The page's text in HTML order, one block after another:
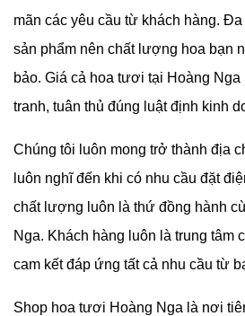
mãn các yêu cầu từ khách hàng.
sản phẩm nên chất lượng hoa bạn
bảo. Giá cả hoa tươi tại Hoàng
tranh, tuân thủ đúng luật định kinh
Chúng tôi luôn mong trở thành địa
luôn nghĩ đến khi có nhu cầu đặt
chất lượng luôn là thứ đồng hành
Nga. Khách hàng luôn là trung tâm
cam kết đáp ứng tất cả nhu cầu từ
Shop hoa tươi Hoàng Nga là nơi